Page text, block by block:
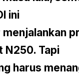
ini
N250. Tapi
harus